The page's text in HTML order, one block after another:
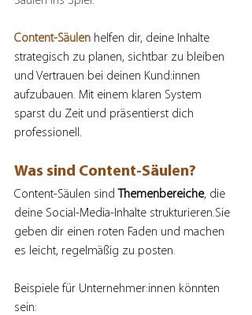
Content-Säulen helfen dir, deine Inhalte
strategisch zu planen, sichtbar zu bleiben
und Vertrauen bei deinen Kund:innen
aufzubauen. Mit einem klaren System
sparst du Zeit und präsentierst dich
professionell.
Was sind Content-Säulen?
Content-Säulen sind Themenbereiche, die
deine Social-Media-Inhalte strukturieren.Sie
geben dir einen roten Faden und machen
es leicht, regelmäßig zu posten.
Beispiele für Unternehmer:innen könnten
sein: